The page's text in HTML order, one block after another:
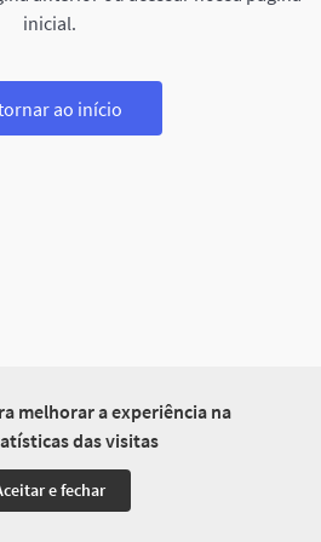
melhorar a experiência na
das visitas
e fechar
inicial.
ao início